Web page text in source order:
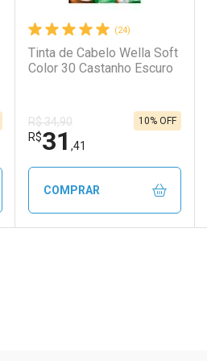
(24)
Tinta de Cabelo Wella Soft
Color 30 Castanho Escuro
R$ 34,90
R$31 ,41
10% OFF
COMPRAR